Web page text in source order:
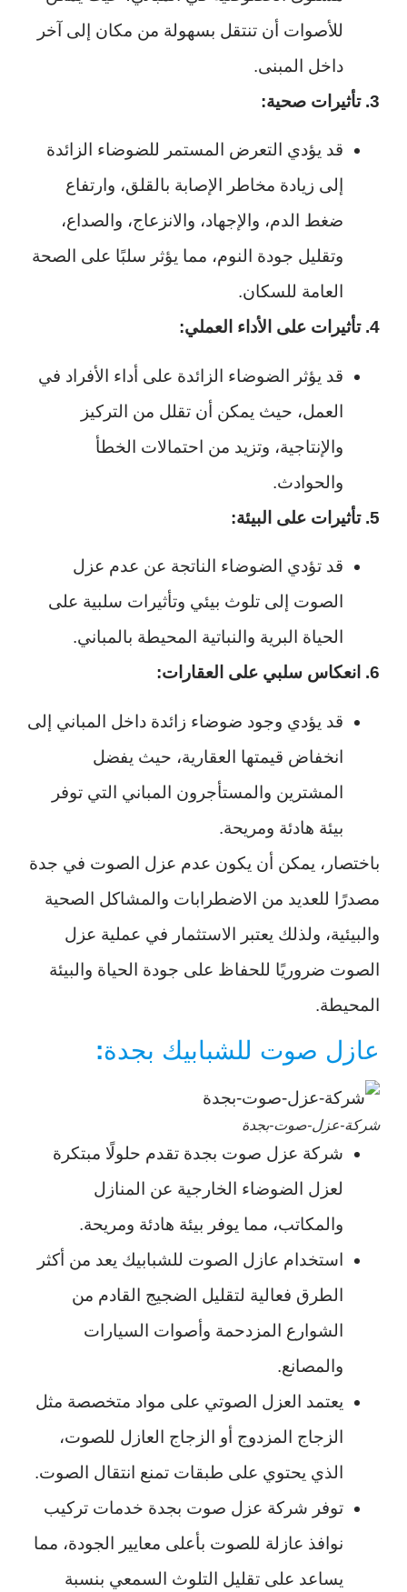
للأصوات أن تنتقل بسهولة من مكان إلى آخر
داخل المبنى.
3. تأثيرات صحية:
قد يؤدي التعرض المستمر للضوضاء الزائدة
إلى زيادة مخاطر الإصابة بالقلق، وارتفاع
ضغط الدم، والإجهاد، والانزعاج، والصداع،
وتقليل جودة النوم، مما يؤثر سلبًا على الصحة
العامة للسكان.
4. تأثيرات على الأداء العملي:
قد يؤثر الضوضاء الزائدة على أداء الأفراد في
العمل، حيث يمكن أن تقلل من التركيز
والإنتاجية، وتزيد من احتمالات الخطأ
والحوادث.
5. تأثيرات على البيئة:
قد تؤدي الضوضاء الناتجة عن عدم عزل
الصوت إلى تلوث بيئي وتأثيرات سلبية على
الحياة البرية والنباتية المحيطة بالمباني.
6. انعكاس سلبي على العقارات:
قد يؤدي وجود ضوضاء زائدة داخل المباني إلى
انخفاض قيمتها العقارية، حيث يفضل
المشترين والمستأجرون المباني التي توفر
بيئة هادئة ومريحة.
باختصار، يمكن أن يكون عدم عزل الصوت في جدة
مصدرًا للعديد من الاضطرابات والمشاكل الصحية
والبيئية، ولذلك يعتبر الاستثمار في عملية عزل
الصوت ضروريًا للحفاظ على جودة الحياة والبيئة
المحيطة.
عازل صوت للشبابيك بجدة:
شركة-عزل-صوت-بجدة
شركة عزل صوت بجدة تقدم حلولًا مبتكرة
لعزل الضوضاء الخارجية عن المنازل
والمكاتب، مما يوفر بيئة هادئة ومريحة.
استخدام عازل الصوت للشبابيك يعد من أكثر
الطرق فعالية لتقليل الضجيج القادم من
الشوارع المزدحمة وأصوات السيارات
والمصانع.
يعتمد العزل الصوتي على مواد متخصصة مثل
الزجاج المزدوج أو الزجاج العازل للصوت،
الذي يحتوي على طبقات تمنع انتقال الصوت.
توفر شركة عزل صوت بجدة خدمات تركيب
نوافذ عازلة للصوت بأعلى معايير الجودة، مما
يساعد على تقليل التلوث السمعي بنسبة